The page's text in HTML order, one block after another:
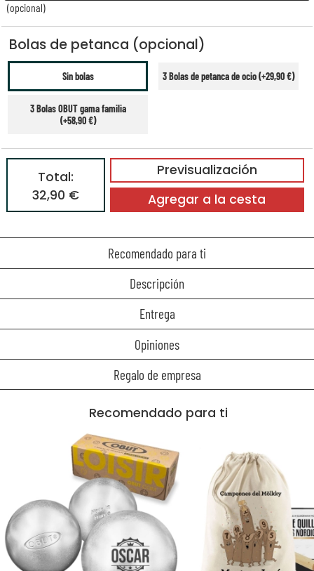
(opcional)
Bolas de petanca (opcional)
Sin bolas 3 Bolas de petanca de ocio (+29,90 €)
3 Bolas OBUT gama familia
(+58,90 €)
Previsualización
Total:
32,90 €
Agregar a la cesta
Recomendado para ti
Descripción
Entrega
Opiniones
Regalo de empresa
Recomendado para ti